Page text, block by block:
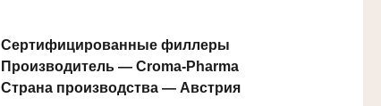
Сертифицированные филлеры
Производитель —Croma-Pharma
Страна производства — Австрия